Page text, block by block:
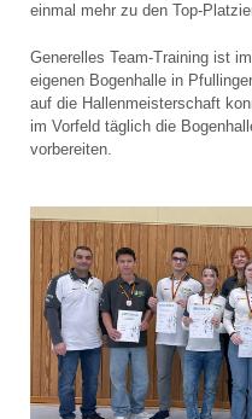
einmal mehr zu den Top-
Generelles Team-Training ist
eigenen Bogenhalle in
auf die Hallenmeisterschaft
im Vorfeld täglich die
vorbereiten.